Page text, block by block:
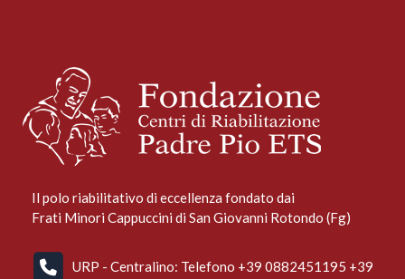
Il polo riabilitativo di eccellenza fondato dai
Frati Minori Cappuccini di San Giovanni Rotondo (Fg)
URP - Centralino: Telefono +39 0882451195 +39